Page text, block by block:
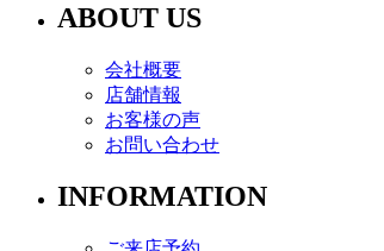
ABOUT US
会社概要
店舗情報
お客様の声
お問い合わせ
INFORMATION